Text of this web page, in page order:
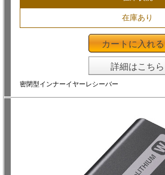
在庫あり
カートに入れる
詳細はこちら
密閉型インナーイヤーレシーバー